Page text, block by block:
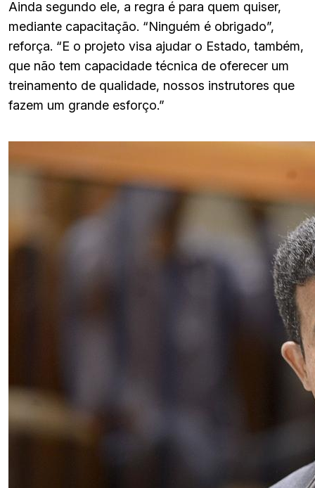
Ainda segundo ele, a regra é para quem quiser,
mediante capacitação. “Ninguém é obrigado”,
reforça. “E o projeto visa ajudar o Estado, também,
que não tem capacidade técnica de oferecer um
treinamento de qualidade, nossos instrutores que
fazem um grande esforço.”